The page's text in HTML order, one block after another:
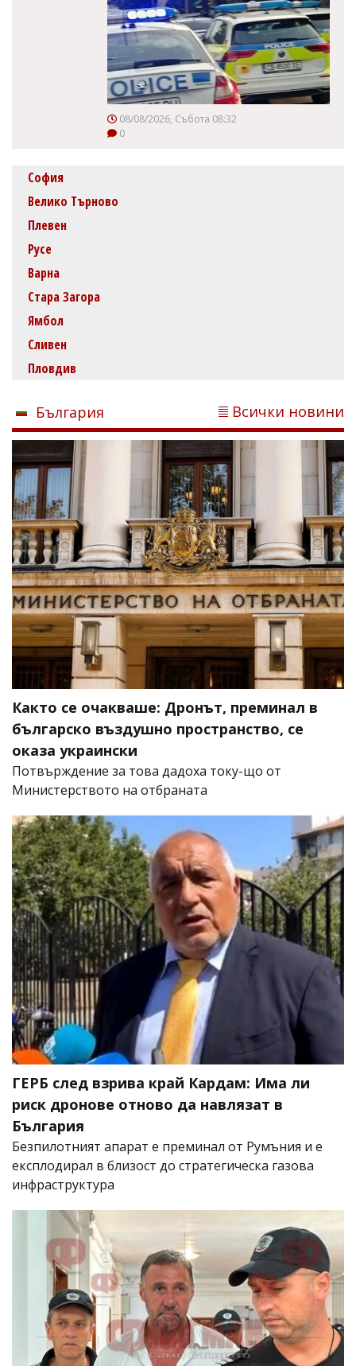
08/08/2026, Събота 08:32
0
София
Велико Търново
Плевен
Русе
Варна
Стара Загора
Ямбол
Сливен
Пловдив
България Всички новини
Както се очакваше: Дронът, преминал в
българско въздушно пространство, се
оказа украински
Потвърждение за това дадоха току-що от
Министерството на отбраната
ГЕРБ след взрива край Кардам: Има ли
риск дронове отново да навлязат в
България
Безпилотният апарат е преминал от Румъния и е
експлодирал в близост до стратегическа газова
инфраструктура